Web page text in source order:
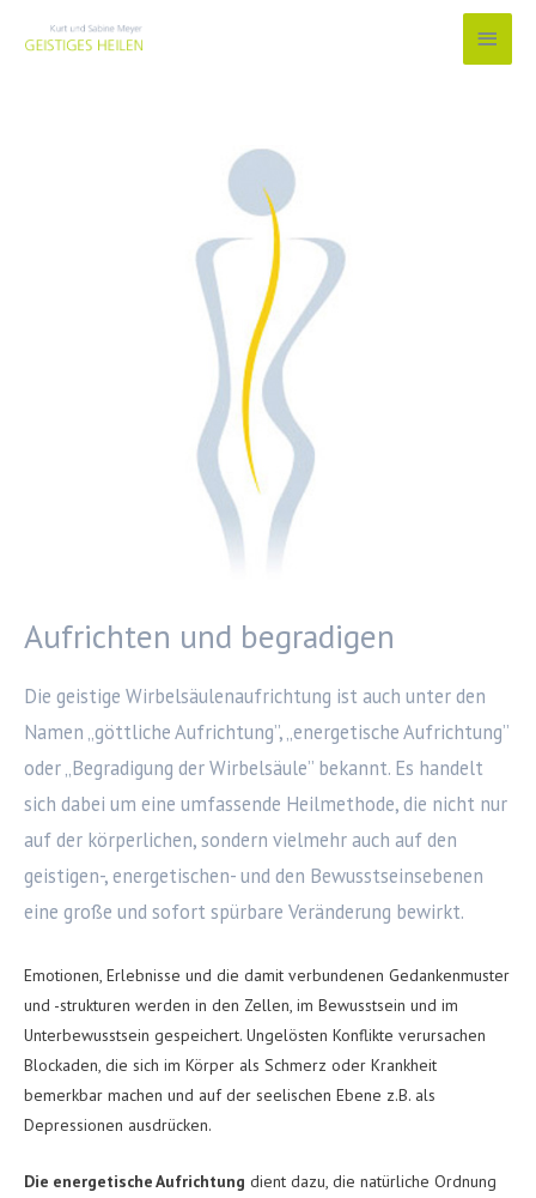
Aufrichten und begradigen
Die geistige Wirbelsäulenaufrichtung ist auch unter den
Namen „göttliche Aufrichtung”, „energetische Aufrichtung”
oder „Begradigung der Wirbelsäule” bekannt. Es handelt
sich dabei um eine umfassende Heilmethode, die nicht nur
auf der körperlichen, sondern vielmehr auch auf den
geistigen-, energetischen- und den Bewusstseinsebenen
eine große und sofort spürbare Veränderung bewirkt.
Emotionen, Erlebnisse und die damit verbundenen Gedankenmuster
und -strukturen werden in den Zellen, im Bewusstsein und im
Unterbewusstsein gespeichert. Ungelösten Konflikte verursachen
Blockaden, die sich im Körper als Schmerz oder Krankheit
bemerkbar machen und auf der seelischen Ebene z.B. als
Depressionen ausdrücken.
Die energetische Aufrichtung dient dazu, die natürliche Ordnung